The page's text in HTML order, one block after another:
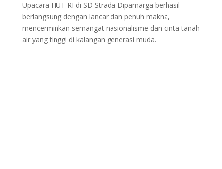
Upacara HUT RI di SD Strada Dipamarga berhasil
berlangsung dengan lancar dan penuh makna,
mencerminkan semangat nasionalisme dan cinta tanah
air yang tinggi di kalangan generasi muda.